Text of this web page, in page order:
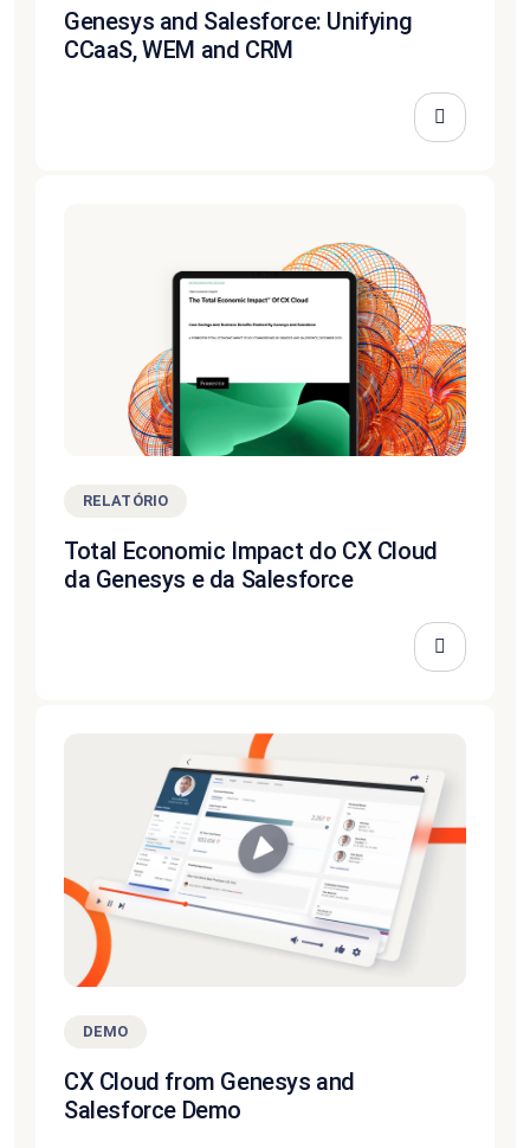
Genesys and Salesforce: Unifying
CCaaS, WEM and CRM
RELATÓRIO
Total Economic Impact do CX Cloud
da Genesys e da Salesforce
DEMO
CX Cloud from Genesys and
Salesforce Demo